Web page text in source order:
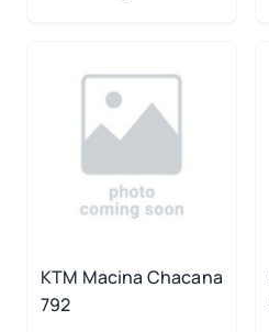
KTM Macina Chacana
792